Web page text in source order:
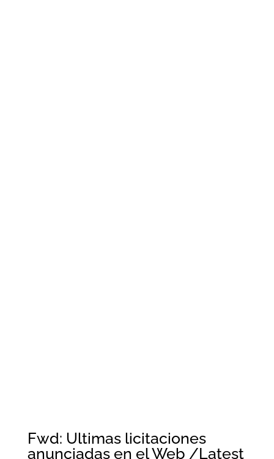
Fwd: Ultimas licitaciones
anunciadas en el Web /Latest